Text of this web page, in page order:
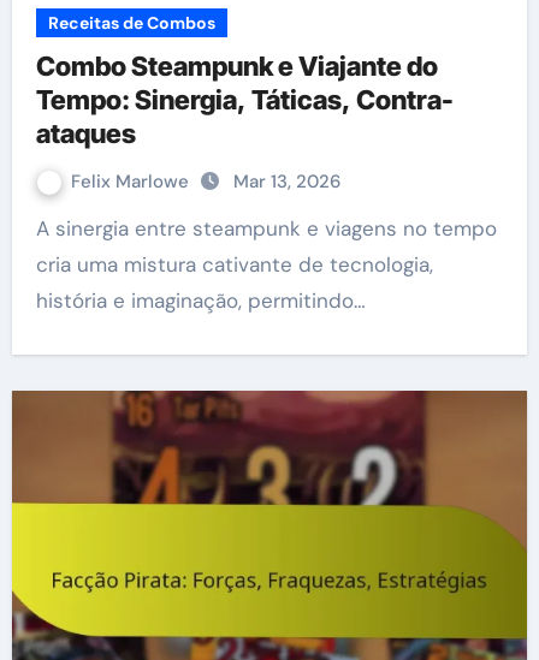
Receitas de Combos
Combo Steampunk e Viajante do
Tempo: Sinergia, Táticas, Contra-
ataques
Felix Marlowe Mar 13, 2026
A sinergia entre steampunk e viagens no tempo
cria uma mistura cativante de tecnologia,
história e imaginação, permitindo…